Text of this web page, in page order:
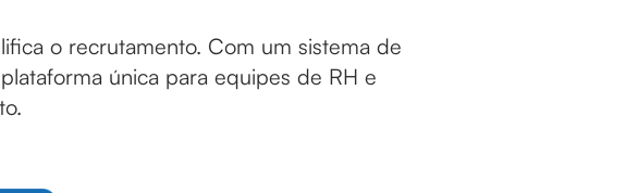
o recrutamento. Com um sistema de
única para equipes de RH e